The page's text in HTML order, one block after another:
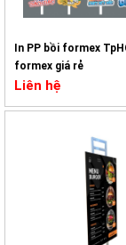
In PP bồi formex
formex giá rẻ
Liên hệ